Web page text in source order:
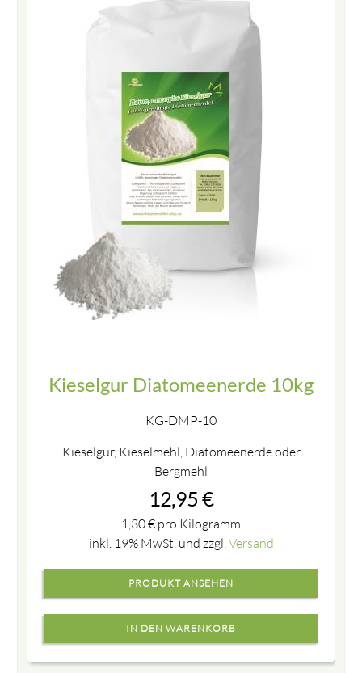
Kieselgur Diatomeenerde 10kg
KG-DMP-10
Kieselgur, Kieselmehl, Diatomeenerde oder
Bergmehl
12,95 €
1,30€ pro Kilogramm
inkl. 19% MwSt. und zzgl. Versand
PRODUKT ANSEHEN